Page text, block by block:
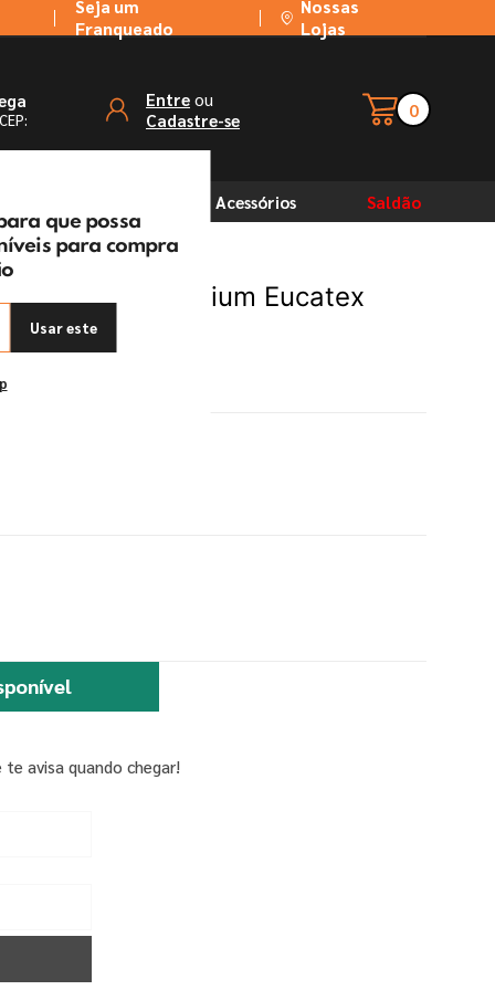
Seja um
Franqueado
Nossas
Lojas
que possa
para compra
Usar este
Entre ou
Cadastre-se 0
Acessórios Saldão
Palha Premium Eucatex
avisa quando chegar!